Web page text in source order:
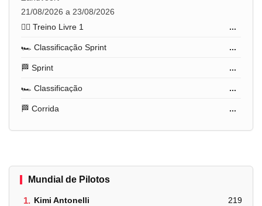
21/08/2026 a 23/08/2026
🏋️‍♂️ Treino Livre 1
...
🏎️ Classificação Sprint ...
🏁 Sprint ...
🏎️ Classificação ...
🏁 Corrida ...
Mundial de Pilotos
1. Kimi Antonelli 219